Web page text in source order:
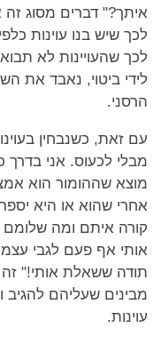
איתך?" דברים מסוג
לכך שיש בנו עוינות
לכך שהעויינות לא
לידי ביטוי, נאבד את
הרסני.
עם זאת, כשנבחין
מבלי לכעוס. אני
מוצא שההומור הוא
אחרי שהוא או היא
קורה איתם ומה שלומם
אותי אף פעם לגבי
תודה ששאלת אותי!"
מבינים שעליהם להגיב
עוינות.